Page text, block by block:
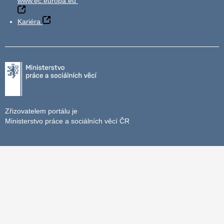
Kariéra
Zřizovatelem portálu je
Ministerstvo práce a sociálních věcí ČR